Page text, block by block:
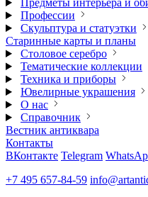
Предметы интерьера и
Профессии
Скульптура и статуэтки
Старинные карты и планы
Столовое серебро
Тематические коллекции
Техника и приборы
Ювелирные украшения
О нас
Справочник
Вестник антиквара
Контакты
ВКонтакте Telegram
+7 495 657-84-59